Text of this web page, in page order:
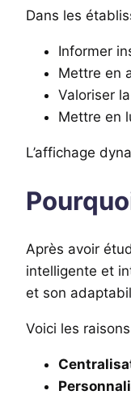
Dans les
Informer
Mettre en
Valoriser
Mettre en
L’affichage
Après avoir
intelligente et
et son
Voici les